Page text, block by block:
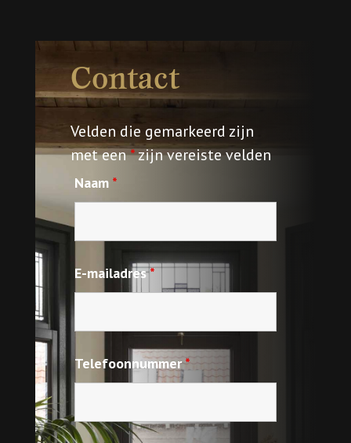
Contact
Velden die gemarkeerd zijn
met een*zijn vereiste velden
Naam *
E-mailadres*
Telefoonnummer*